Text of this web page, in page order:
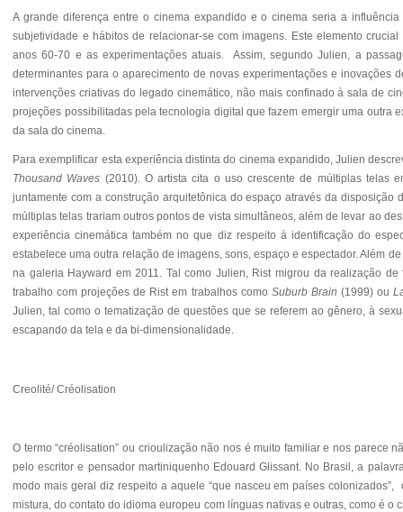
A grande diferença entre o cinema expandido e o cinema seria a
subjetividade e hábitos de relacionar-se com imagens. Este elemento
anos 60-70 e as experimentações atuais. Assim, segundo Julien, a
determinantes para o aparecimento de novas experimentações e
intervenções criativas do legado cinemático, não mais confinado à sala de
projeções possibilitadas pela tecnologia digital que fazem emergir uma outra
da sala do cinema.
Para exemplificar esta experiência distinta do cinema expandido, Julien
Thousand Waves (2010). O artista cita o uso crescente de múltiplas telas
juntamente com a construção arquitetônica do espaço através da disposição
múltiplas telas trariam outros pontos de vista simultâneos, além de levar ao
experiência cinemática também no que diz respeito à identificação do
estabelece uma outra relação de imagens, sons, espaço e espectador. Além
na galeria Hayward em 2011. Tal como Julien, Rist migrou da realização
trabalho com projeções de Rist em trabalhos como Suburb Brain (1999) ou
Julien, tal como o tematização de questões que se referem ao gênero, à
escapando da tela e da bi-dimensionalidade.
Creolité/ Créolisation
O termo “créolisation” ou crioulização não nos é muito familiar e nos
pelo escritor e pensador martiniquenho Edouard Glissant. No Brasil, a
modo mais geral diz respeito a aquele “que nasceu em países colonizados” ,
mistura, do contato do idioma europeu com línguas nativas e outras, como é